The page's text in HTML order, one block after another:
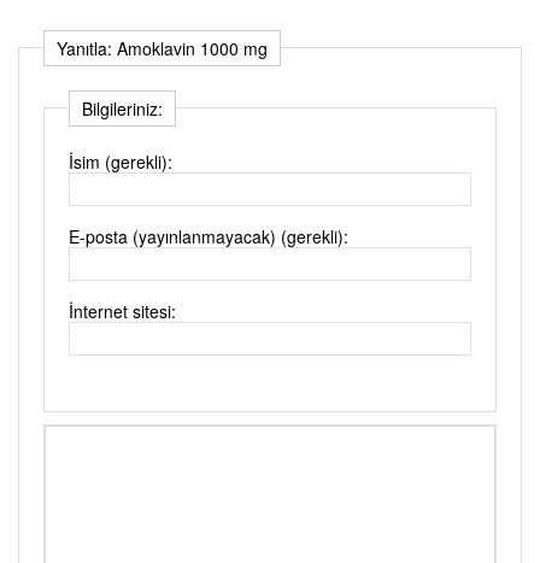
Yanıtla: Amoklavin 1000 mg
Bilgileriniz:
İsim (gerekli):
E-posta (yayınlanmayacak) (gerekli):
İnternet sitesi: